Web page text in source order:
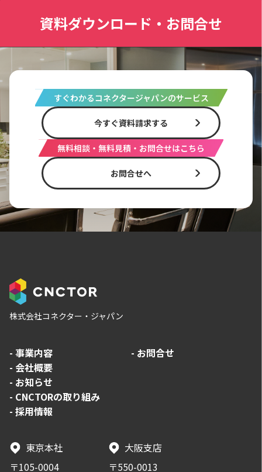
資料ダウンロード・お問合せ
すぐわかるコネクタージャパンのサービス
今すぐ資料請求する
無料相談・無料見積・お問合せはこちら
お問合せへ
株式会社コネクター・ジャパン
東京本社
〒105-0004
大阪支店
〒550-0013
- 事業内容
- 会社概要
- お知らせ
- CNCTORの取り組み
- 採用情報
- お問合せ